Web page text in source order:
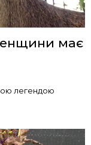
має
легендою